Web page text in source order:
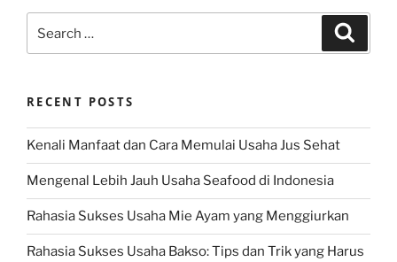
for:
RECENT POSTS
Kenali Manfaat dan Cara Memulai Usaha Jus Sehat
Mengenal Lebih Jauh Usaha Seafood di Indonesia
Rahasia Sukses Usaha Mie Ayam yang Menggiurkan
Rahasia Sukses Usaha Bakso: Tips dan Trik yang Harus